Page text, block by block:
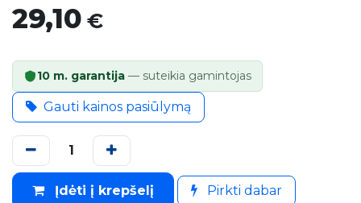
29,10 €
10 m. garantija — suteikia gamintojas
Gauti kainos pasiūlymą
Įdėti į krepšelį Pirkti dabar